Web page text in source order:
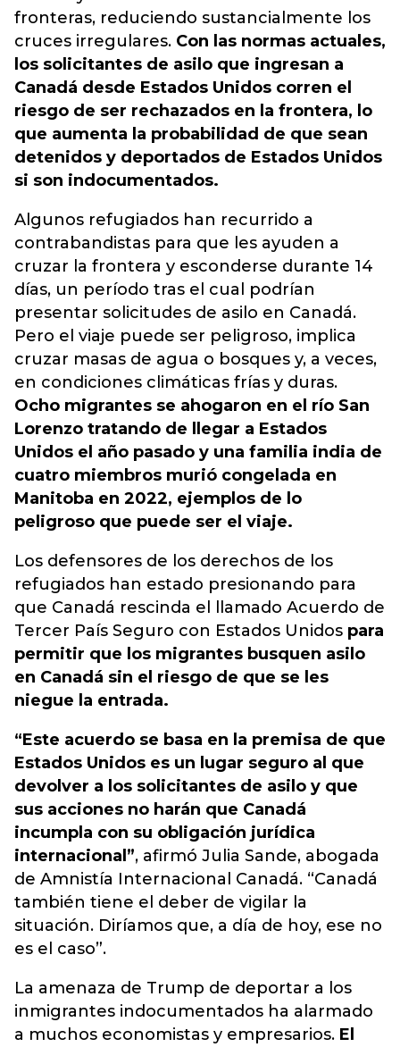
fronteras, reduciendo sustancialmente los
cruces irregulares. Con las normas actuales,
los solicitantes de asilo que ingresan a
Canadá desde Estados Unidos corren el
riesgo de ser rechazados en la frontera, lo
que aumenta la probabilidad de que sean
detenidos y deportados de Estados Unidos
si son indocumentados.
Algunos refugiados han recurrido a
contrabandistas para que les ayuden a
cruzar la frontera y esconderse durante 14
días, un período tras el cual podrían
presentar solicitudes de asilo en Canadá.
Pero el viaje puede ser peligroso, implica
cruzar masas de agua o bosques y, a veces,
en condiciones climáticas frías y duras.
Ocho migrantes se ahogaron en el río San
Lorenzo tratando de llegar a Estados
Unidos el año pasado y una familia india de
cuatro miembros murió congelada en
Manitoba en 2022, ejemplos de lo
peligroso que puede ser el viaje.
Los defensores de los derechos de los
refugiados han estado presionando para
que Canadá rescinda el llamado Acuerdo de
Tercer País Seguro con Estados Unidos para
permitir que los migrantes busquen asilo
en Canadá sin el riesgo de que se les
niegue la entrada.
“Este acuerdo se basa en la premisa de que
Estados Unidos es un lugar seguro al que
devolver a los solicitantes de asilo y que
sus acciones no harán que Canadá
incumpla con su obligación jurídica
internacional”, afirmó Julia Sande, abogada
de Amnistía Internacional Canadá. “Canadá
también tiene el deber de vigilar la
situación. Diríamos que, a día de hoy, ese no
es el caso”.
La amenaza de Trump de deportar a los
inmigrantes indocumentados ha alarmado
a muchos economistas y empresarios. El